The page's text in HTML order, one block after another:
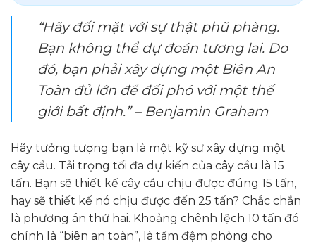
“Hãy đối mặt với sự thật phũ phàng.
Bạn không thể dự đoán tương lai. Do
đó, bạn phải xây dựng một Biên An
Toàn đủ lớn để đối phó với một thế
giới bất định.”– Benjamin Graham
Hãy tưởng tượng bạn là một kỹ sư xây dựng một
cây cầu. Tải trọng tối đa dự kiến của cây cầu là 15
tấn. Bạn sẽ thiết kế cây cầu chịu được đúng 15 tấn,
hay sẽ thiết kế nó chịu được đến 25 tấn? Chắc chắn
là phương án thứ hai. Khoảng chênh lệch 10 tấn đó
chính là “biên an toàn”, là tấm đệm phòng cho